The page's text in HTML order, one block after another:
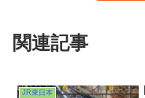
関連記事
JR東日本